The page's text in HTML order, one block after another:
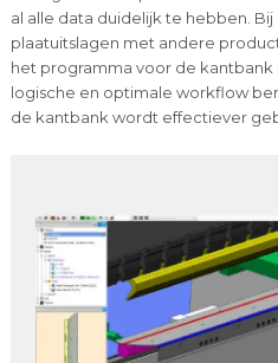
al alle data duidelijk te hebben.
plaatuitslagen met andere
het programma voor de
logische en optimale workflow
de kantbank wordt effectiever